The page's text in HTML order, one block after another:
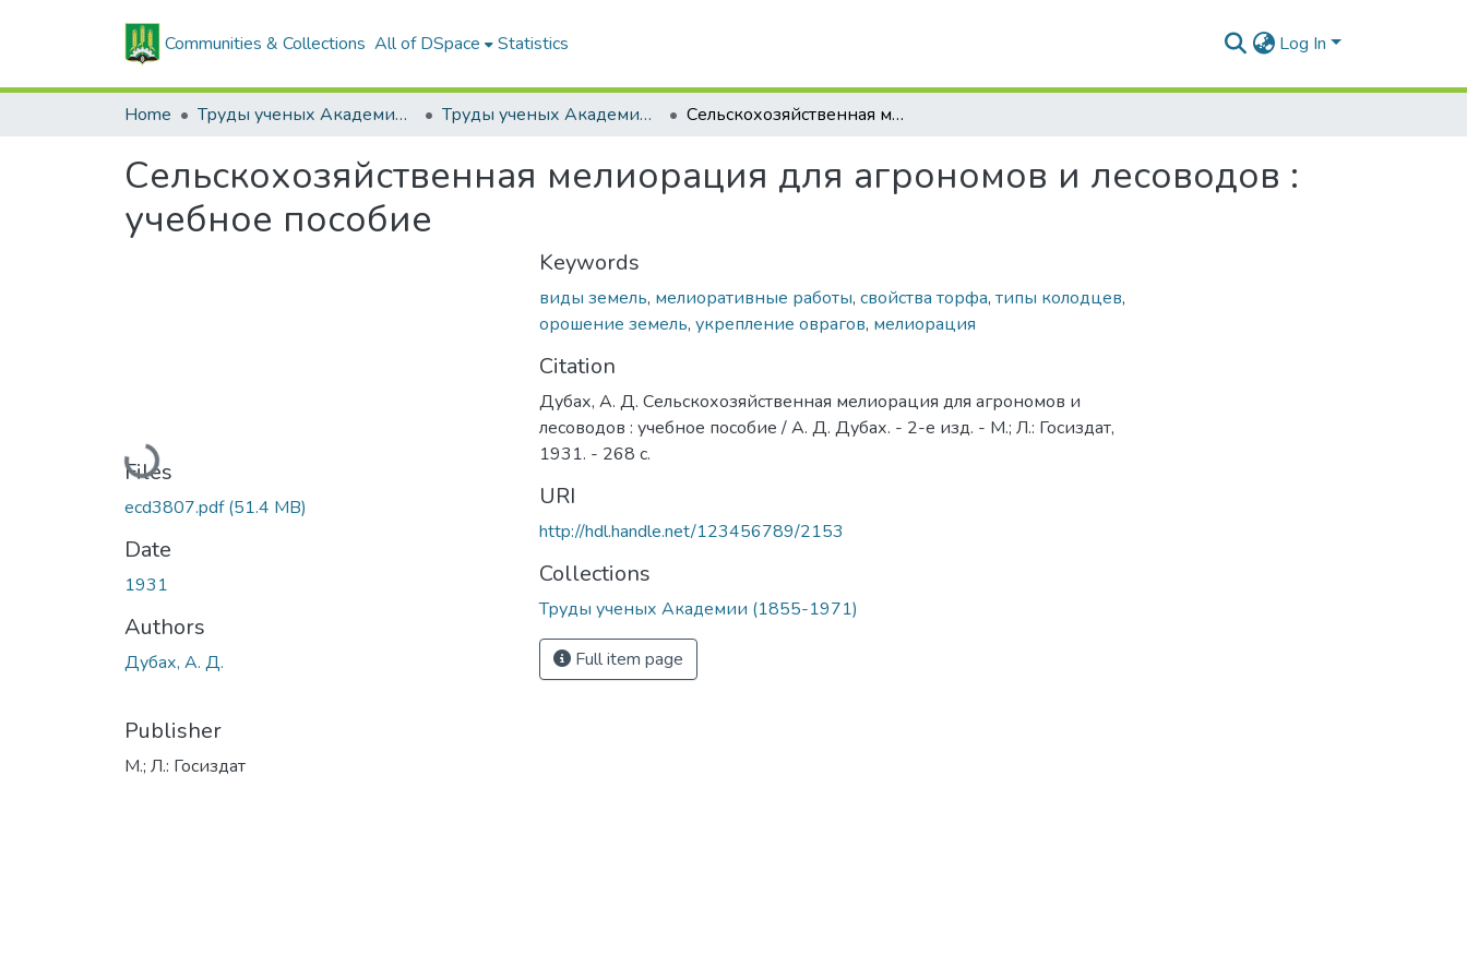
Communities & Collections All of DSpace Statistics Log In
Home Труды ученых Академии (1855-1971) Труды ученых Академии (1855-1971) Сельскохозяйственная мелиорация для агрономов и лесоводов : учебное пособие
Сельскохозяйственная мелиорация для агрономов и лесоводов :
учебное пособие
Loading...
Files
ecd3807.pdf(51.4 MB)
Date
1931
Authors
Дубах, А. Д.
Publisher
М.; Л.: Госиздат
Keywords
виды земель, мелиоративные работы, свойства торфа, типы колодцев,
орошение земель, укрепление оврагов, мелиорация
Citation
Дубах, А. Д. Сельскохозяйственная мелиорация для агрономов и
лесоводов : учебное пособие / А. Д. Дубах. - 2-е изд. - М.; Л.: Госиздат,
1931. - 268 с.
URI
http://hdl.handle.net/123456789/2153
Collections
Труды ученых Академии (1855-1971)
Full item page